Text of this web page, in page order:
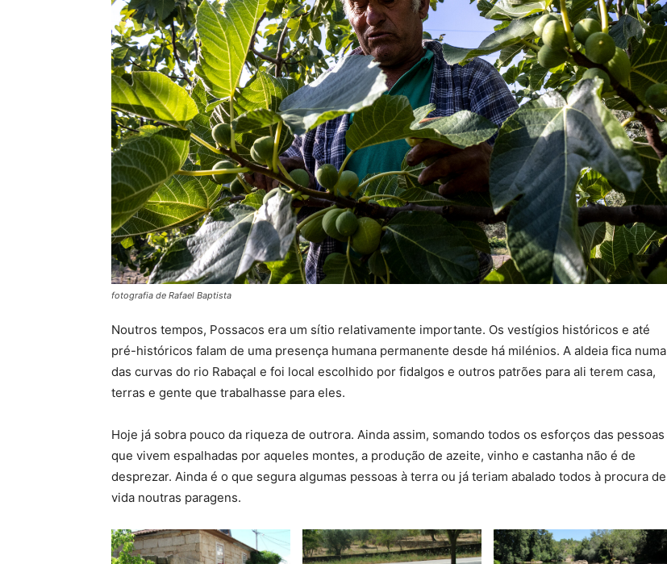
fotografia de Rafael Baptista
Noutros tempos, Possacos era um sítio relativamente importante. Os vestígios históricos e até
pré-históricos falam de uma presença humana permanente desde há milénios. A aldeia fica numa
das curvas do rio Rabaçal e foi local escolhido por fidalgos e outros patrões para ali terem casa,
terras e gente que trabalhasse para eles.
Hoje já sobra pouco da riqueza de outrora. Ainda assim, somando todos os esforços das pessoas
que vivem espalhadas por aqueles montes, a produção de azeite, vinho e castanha não é de
desprezar. Ainda é o que segura algumas pessoas à terra ou já teriam abalado todos à procura de
vida noutras paragens.